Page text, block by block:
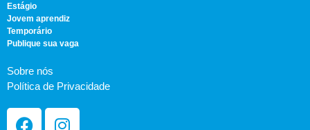
Estágio
Jovem aprendiz
Temporário
Publique sua vaga
Sobre nós
Política de Privacidade